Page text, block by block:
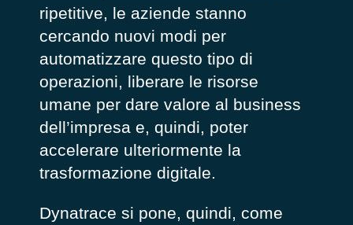
ripetitive, le aziende stanno
cercando nuovi modi per
automatizzare questo tipo di
operazioni, liberare le risorse
umane per dare valore al business
dell’impresa e, quindi, poter
accelerare ulteriormente la
trasformazione digitale.
Dynatrace si pone, quindi, come